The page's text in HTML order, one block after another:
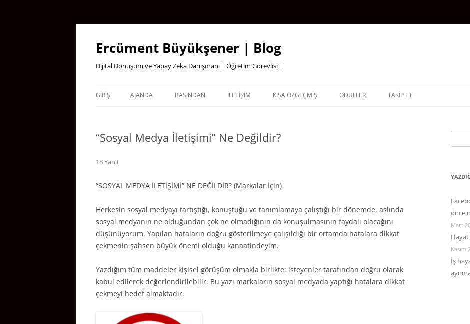
İçeriğe
Ercüment Büyükşener | Blog
Dijital Dönüşüm ve Yapay Zeka Danışmanı | Öğretim Görevlisi |
GIRIŞ AJANDA BASINDAN İLETİŞİM KISA ÖZGEÇMİŞ ÖDÜLLER TAKİP ET
“Sosyal Medya İletişimi” Ne Değildir?
18 Yanıt
“SOSYAL MEDYA İLETİŞİMİ” NE DEĞİLDİR? (Markalar İçin)
Herkesin sosyal medyayı tartıştığı, konuştuğu ve tanımlamaya çalıştığı bir dönemde, aslında
sosyal medyanın ne olduğundan çok ne olmadığının da konuşulmasının faydalı olacağını
düşünüyorum. Yapılan hataların doğru gösterilmeye çalışıldığı bir ortamda hatalara dikkat
çekmenin şahsen büyük önemi olduğu kanaatindeyim.
Yazdığım tüm maddeler kişisel görüşüm olmakla birlikte; isteyenler tarafından doğru olarak
kabul edilerek değerlendirilebilir. Bu yazı markaların sosyal medyada yaptığı hatalara dikkat
çekmeyi hedef almaktadır.
önce
Mart
Hayat
Kasım
İş